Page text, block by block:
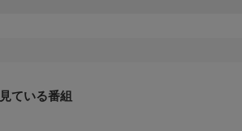
ている番組